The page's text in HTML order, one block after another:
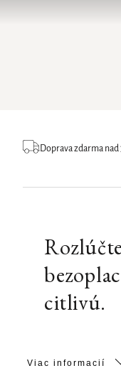
Doprava zdarma nad
citlivú.
Viac informacií